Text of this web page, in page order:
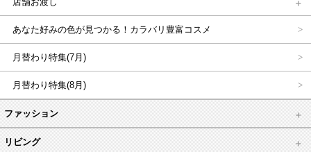
あなた好みの色が見つかる！カラバリ豊富コスメ
月替わり特集(7月)
月替わり特集(8月)
ファッション
リビング